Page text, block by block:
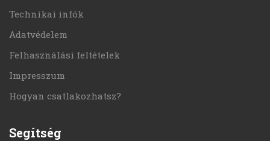
Technikai infók
Adatvédelem
Felhasználási feltételek
Impresszum
Hogyan csatlakozhatsz?
Segítség